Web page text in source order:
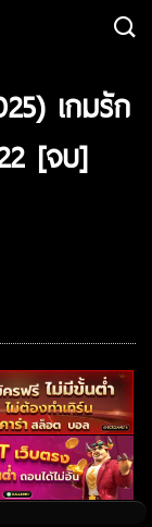
เกมรัก
[จบ]